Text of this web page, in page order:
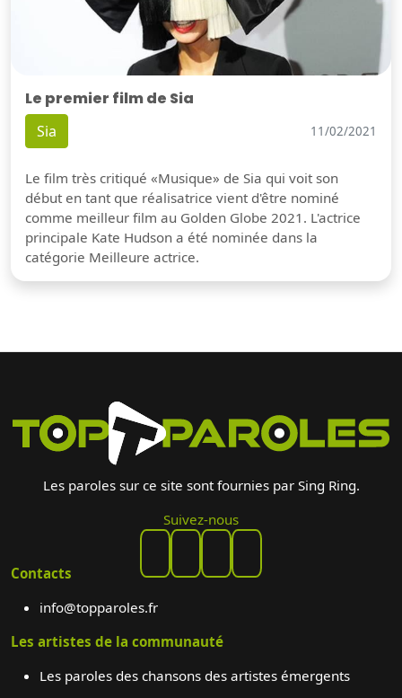
Le premier film de Sia
Sia 11/02/2021
Le film très critiqué «Musique» de Sia qui voit son
début en tant que réalisatrice vient d'être nominé
comme meilleur film au Golden Globe 2021. L'actrice
principale Kate Hudson a été nominée dans la
catégorie Meilleure actrice.
Les paroles sur ce site sont fournies par Sing Ring.
Suivez-nous
Contacts
info@topparoles.fr
Les artistes de la communauté
Les paroles des chansons des artistes émergents